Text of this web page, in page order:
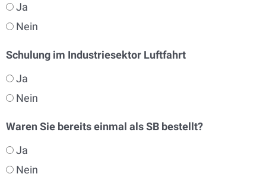
Ja
Nein
Schulung im Industriesektor Luftfahrt
Ja
Nein
Waren Sie bereits einmal als SB bestellt?
Ja
Nein